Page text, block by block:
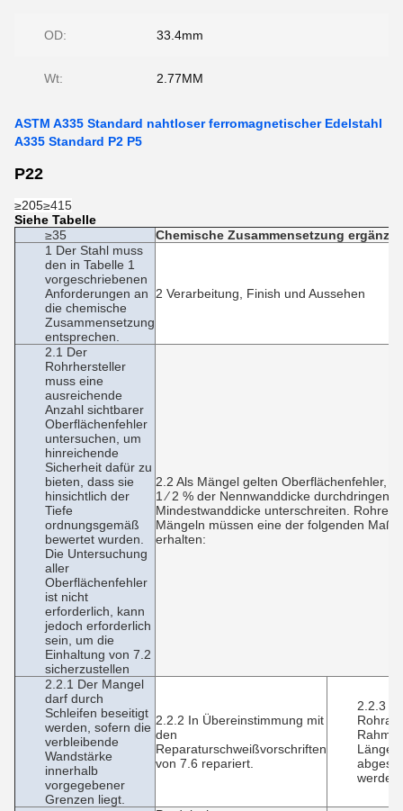
OD: 33.4mm
Wt: 2.77MM
ASTM A335 Standard nahtloser ferromagnetischer Edelstahl
A335 Standard P2 P5
P22
≥205≥415
Siehe Tabelle
≥35
Chemische Zusammensetzung
1 Der Stahl muss
den in Tabelle 1
vorgeschriebenen
Anforderungen an
die chemische
Zusammensetzung
entsprechen.
2 Verarbeitung, Finish und Aussehen
2.1 Der
Rohrhersteller
muss eine
ausreichende
Anzahl sichtbarer
Oberflächenfehler
untersuchen, um
hinreichende
Sicherheit dafür zu
bieten, dass sie
hinsichtlich der
Tiefe
ordnungsgemäß
bewertet wurden.
Die Untersuchung
aller
Oberflächenfehler
ist nicht
erforderlich, kann
jedoch erforderlich
sein, um die
Einhaltung von 7.2
sicherzustellen
2.2 Als Mängel gelten Oberflächenfehler,
1 ⁄ 2 % der Nennwanddicke durchdringen
Mindestwanddicke unterschreiten. Rohre
Mängeln müssen eine der folgenden
erhalten:
2.2.1 Der Mangel
darf durch
Schleifen beseitigt
werden, sofern die
verbleibende
Wandstärke
innerhalb
vorgegebener
Grenzen liegt.
2.2.2 In Übereinstimmung mit
den
Reparaturschweißvorschriften
von 7.6 repariert.
2.2.3
werden.